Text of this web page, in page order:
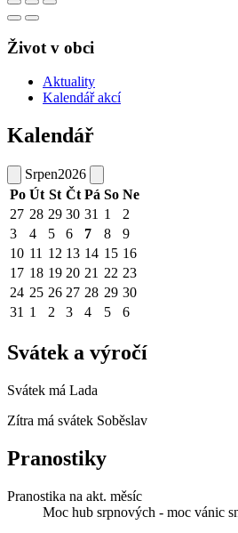
Život v obci
Aktuality
Kalendář akcí
Kalendář
Srpen2026
Po Út St Čt Pá So Ne
27 28 29 30 31 1
2
3
4 5 6 7 8
9
10 11 12 13 14 15 16
17 18 19 20 21 22 23
24 25 26 27 28 29 30
31 1 2 3 4 5 6
Svátek a výročí
Svátek má Lada
Zítra má svátek Soběslav
Pranostiky
Pranostika na akt. měsíc
Moc hub srpnových - moc vánic